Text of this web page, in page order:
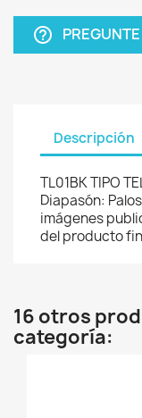
help_outline
Descripción
TL01BK TIPO
Diapasón:
imágenes
del producto
16 otros
categoría: